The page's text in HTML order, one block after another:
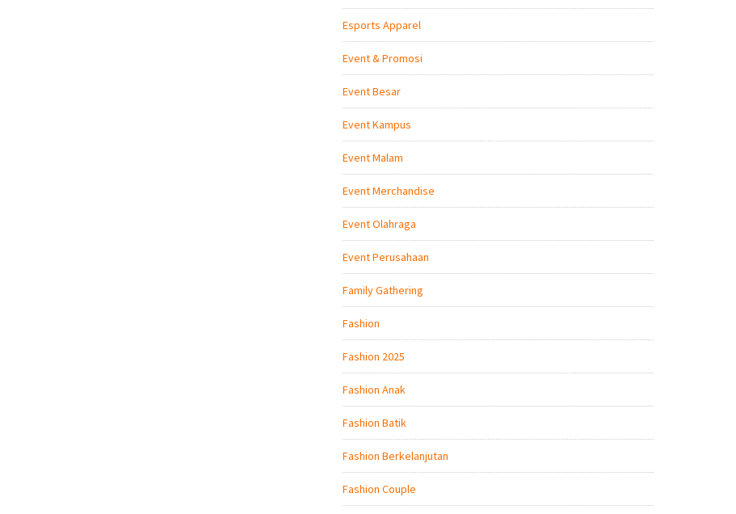
Esports Apparel
Event & Promosi
Event Besar
Event Kampus
Event Malam
Event Merchandise
Event Olahraga
Event Perusahaan
Family Gathering
Fashion
Fashion 2025
Fashion Anak
Fashion Batik
Fashion Berkelanjutan
Fashion Couple